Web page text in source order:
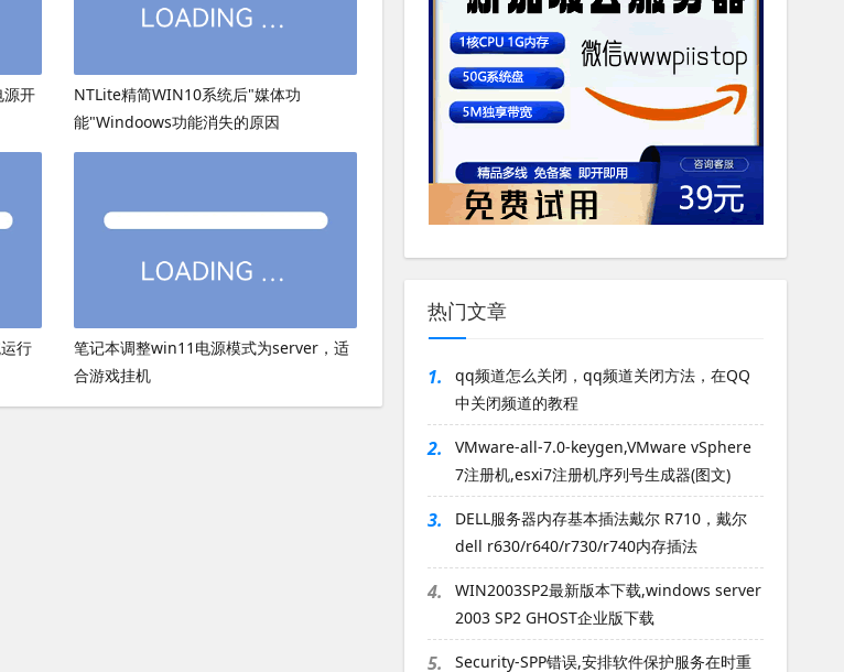
开
NTLite精简WIN10系统后"媒体功
能"Windoows功能消失的原因
行
笔记本调整win11电源模式为server，适
合游戏挂机
热门文章
1.
qq频道怎么关闭，qq频道关闭方法，在QQ
中关闭频道的教程
2.
VMware-all-7.0-keygen,VMware vSphere
7注册机,esxi7注册机序列号生成器(图文)
3.
DELL服务器内存基本插法戴尔 R710，戴尔
dell r630/r640/r730/r740内存插法
4.
WIN2003SP2最新版本下载,windows server
2003 SP2 GHOST企业版下载
5. Security-SPP错误,安排软件保护服务在时重